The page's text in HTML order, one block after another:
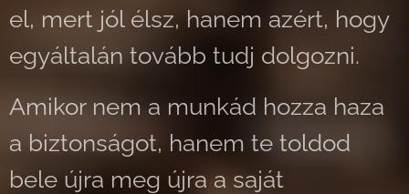
el, mert jól élsz, hanem azért, hogy
egyáltalán tovább tudj dolgozni.
Amikor nem a munkád hozza haza
a biztonságot, hanem te toldod
bele újra meg újra a saját